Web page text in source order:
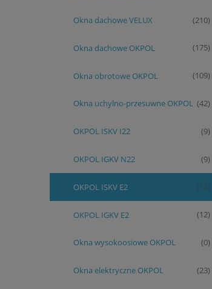
Okna dachowe VELUX (210)
Okna dachowe OKPOL (175)
Okna obrotowe OKPOL (109)
Okna uchylno-przesuwne OKPOL (42)
OKPOL ISKV I22 (9)
OKPOL IGKV N22 (9)
OKPOL ISKV E2 (12)
OKPOL IGKV E2 (12)
Okna wysokoosiowe OKPOL (0)
Okna elektryczne OKPOL (23)